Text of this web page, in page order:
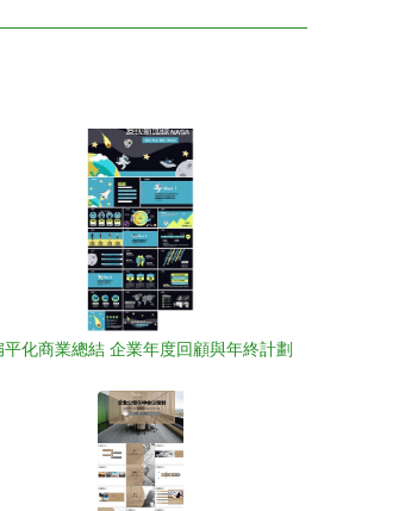
平化商業總結 企業年度回顧與年終計劃